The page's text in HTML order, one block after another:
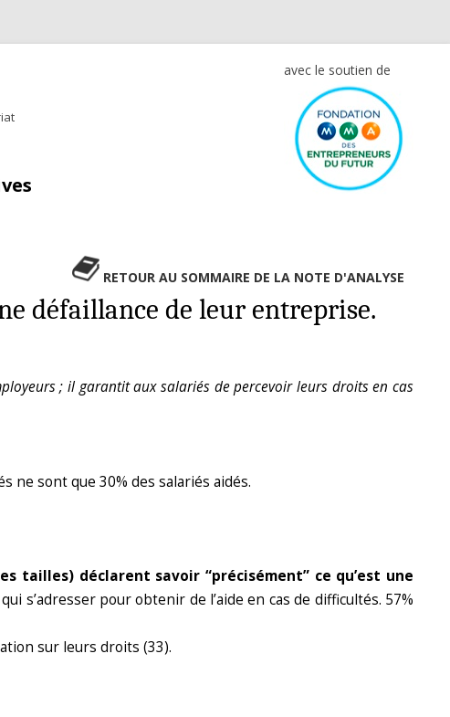
avec le soutien de
RETOUR AU SOMMAIRE DE LA NOTE D'ANALYSE
défaillance de leur entreprise.
; il garantit aux salariés de percevoir leurs droits en cas
ne sont que 30% des salariés aidés.
tailles) déclarent savoir “précisément” ce qu’est une
s’adresser pour obtenir de l’aide en cas de difficultés. 57%
sur leurs droits (33).